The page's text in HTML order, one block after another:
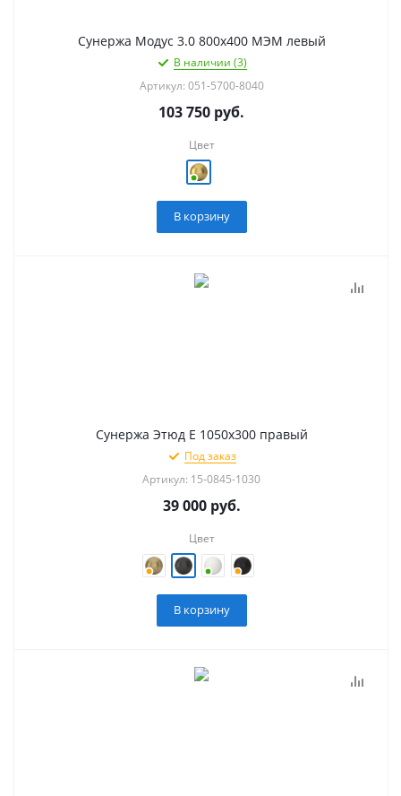
Сунержа Модус 3.0 800х400 МЭМ левый
В наличии (3)
Артикул: 051-5700-8040
103 750 руб.
Цвет
В корзину
Сунержа Этюд E 1050х300 правый
Под заказ
Артикул: 15-0845-1030
39 000руб.
Цвет
В корзину